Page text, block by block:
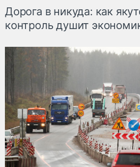
Дорога в никуда: как
контроль душит